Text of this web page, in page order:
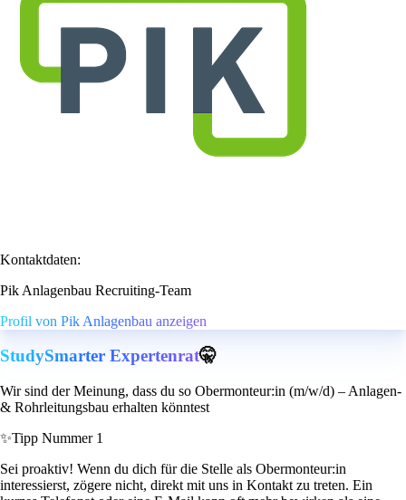
Kontaktdaten:
Pik Anlagenbau Recruiting-Team
Profil von Pik Anlagenbau anzeigen
StudySmarter Expertenrat🤫
Wir sind der Meinung, dass du so Obermonteur:in (m/w/d) – Anlagen-
& Rohrleitungsbau erhalten könntest
✨Tipp Nummer 1
Sei proaktiv! Wenn du dich für die Stelle als Obermonteur:in
interessierst, zögere nicht, direkt mit uns in Kontakt zu treten. Ein